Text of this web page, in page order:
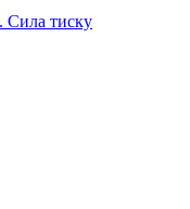
Сила тиску